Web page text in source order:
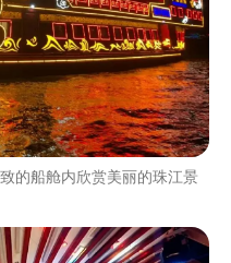
的船舱内欣赏美丽的珠江景